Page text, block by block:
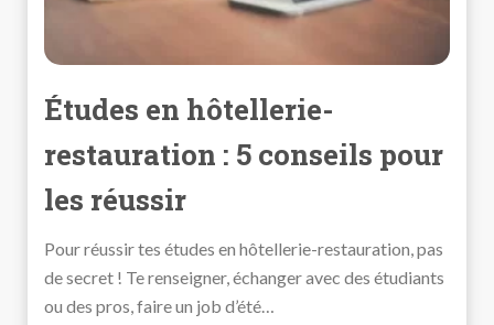
Études en hôtellerie-
restauration : 5 conseils pour
les réussir
Pour réussir tes études en hôtellerie-restauration, pas
de secret ! Te renseigner, échanger avec des étudiants
ou des pros, faire un job d’été…